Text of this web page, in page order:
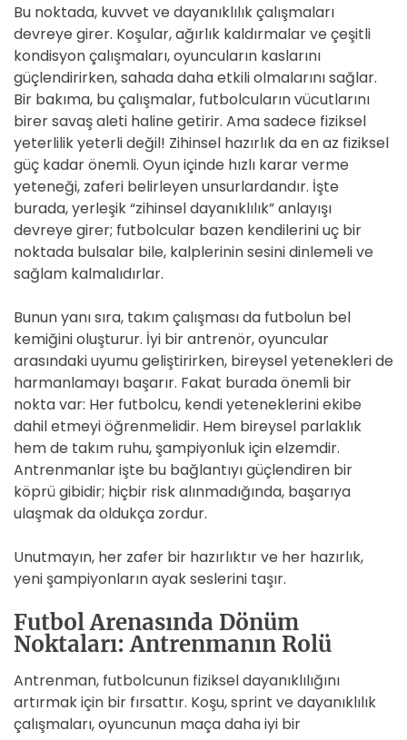
Bu noktada, kuvvet ve dayanıklılık çalışmaları
devreye girer. Koşular, ağırlık kaldırmalar ve çeşitli
kondisyon çalışmaları, oyuncuların kaslarını
güçlendirirken, sahada daha etkili olmalarını sağlar.
Bir bakıma, bu çalışmalar, futbolcuların vücutlarını
birer savaş aleti haline getirir. Ama sadece fiziksel
yeterlilik yeterli değil! Zihinsel hazırlık da en az fiziksel
güç kadar önemli. Oyun içinde hızlı karar verme
yeteneği, zaferi belirleyen unsurlardandır. İşte
burada, yerleşik “zihinsel dayanıklılık” anlayışı
devreye girer; futbolcular bazen kendilerini uç bir
noktada bulsalar bile, kalplerinin sesini dinlemeli ve
sağlam kalmalıdırlar.
Bunun yanı sıra, takım çalışması da futbolun bel
kemiğini oluşturur. İyi bir antrenör, oyuncular
arasındaki uyumu geliştirirken, bireysel yetenekleri de
harmanlamayı başarır. Fakat burada önemli bir
nokta var: Her futbolcu, kendi yeteneklerini ekibe
dahil etmeyi öğrenmelidir. Hem bireysel parlaklık
hem de takım ruhu, şampiyonluk için elzemdir.
Antrenmanlar işte bu bağlantıyı güçlendiren bir
köprü gibidir; hiçbir risk alınmadığında, başarıya
ulaşmak da oldukça zordur.
Unutmayın, her zafer bir hazırlıktır ve her hazırlık,
yeni şampiyonların ayak seslerini taşır.
Futbol Arenasında Dönüm
Noktaları: Antrenmanın Rolü
Antrenman, futbolcunun fiziksel dayanıklılığını
artırmak için bir fırsattır. Koşu, sprint ve dayanıklılık
çalışmaları, oyuncunun maça daha iyi bir